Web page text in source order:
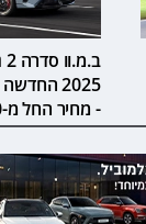
2025
- מחיר החל מ-294,900 שקל